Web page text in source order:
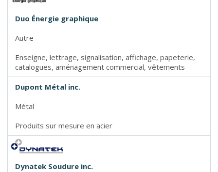
Duo Énergie graphique
Autre
Enseigne, lettrage, signalisation, affichage, papeterie,
catalogues, aménagement commercial, vêtements
Dupont Métal inc.
Métal
Produits sur mesure en acier
Dynatek Soudure inc.